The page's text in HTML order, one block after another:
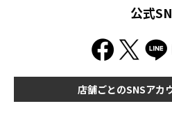
公式
店舗ごとのSNSアカ